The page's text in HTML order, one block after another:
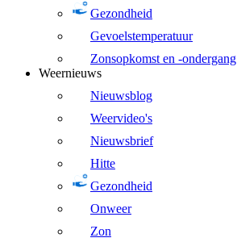
Gezondheid
Gevoelstemperatuur
Zonsopkomst en -ondergang
Weernieuws
Nieuwsblog
Weervideo's
Nieuwsbrief
Hitte
Gezondheid
Onweer
Zon